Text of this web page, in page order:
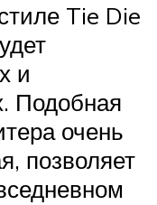
Tie Die
и
Подобная
очень
позволяет